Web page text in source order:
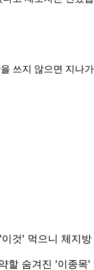
쓰지 않으면 지나